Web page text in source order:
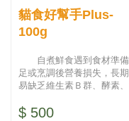
貓食好幫手Plus-
100g
自煮鮮食遇到食材準
足或烹調後營養損失，長
易缺乏維生素Ｂ群、酵素
加補...
$ 500